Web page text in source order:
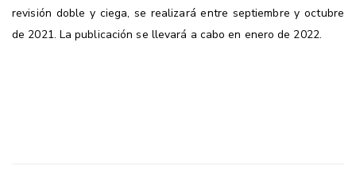
revisión doble y ciega, se realizará entre septiembre y octubre
de 2021. La publicación se llevará a cabo en enero de 2022.